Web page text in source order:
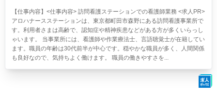
【仕事内容】<仕事内容> 訪問看護ステーションでの看護師業務 <求人PR>
アロハナースステーションは、東京都町田市森野にある訪問看護事業所で
す。利用者さまは高齢で、認知症や精神疾患などがある方が多くいらっし
ゃいます。 当事業所には、看護師や作業療法士、言語聴覚士が在籍してい
ます。職員の年齢は30代前半が中心です。穏やかな職員が多く、人間関係
も良好なので、気持ちよく働けます。 職員の働きやすさを...